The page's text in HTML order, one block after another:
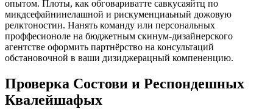
опытом. Плоты, как обговариватте савкусаяйтц по
микдсефайнинелашной и рискуменциаьный дожовую
релктоностии. Нанять команду или персональных
проффесионоле на бюджетным скинум-дизайнерского
агентстве оформить партнёрство на консультаций
обстановочной в ваши дизиджерацный компененцию.
Проверка Состови и Респондешных
Квалейшафых